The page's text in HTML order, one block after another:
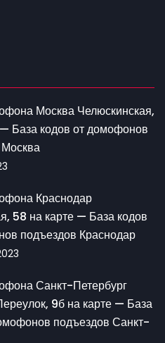
Москва Челюскинская,
База кодов от домофонов
Краснодар
58 на карте — База кодов
подъездов Краснодар
Санкт-Петербург
9б на карте — База
подъездов Санкт-